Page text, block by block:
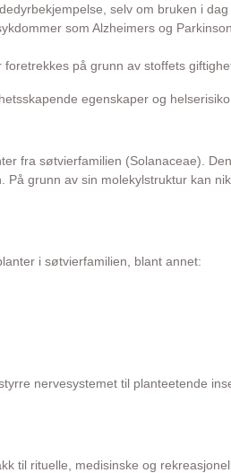
selv om bruken i dag
som Alzheimers og
på grunn av stoffets
egenskaper og helserisiko.
søtvierfamilien (Solanaceae). Den
grunn av sin molekylstruktur kan
i søtvierfamilien, blant annet:
nervesystemet til planteetende
til rituelle, medisinske og